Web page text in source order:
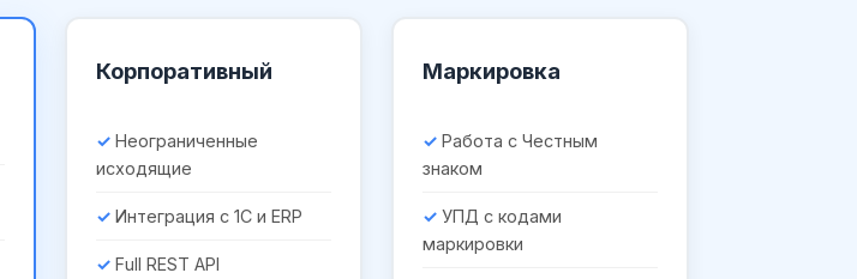
Корпоративный
Неограниченные
исходящие
Интеграция с 1С и ERP
Full REST API
Маркировка
Работа с Честным
знаком
УПД с кодами
маркировки